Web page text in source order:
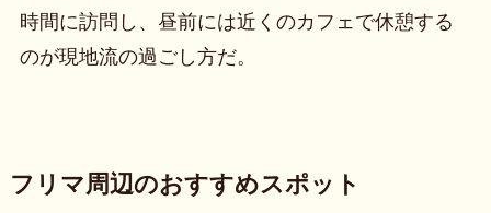
時間に訪問し、昼前には近くのカフェで休憩する
のが現地流の過ごし方だ。
フリマ周辺のおすすめスポット